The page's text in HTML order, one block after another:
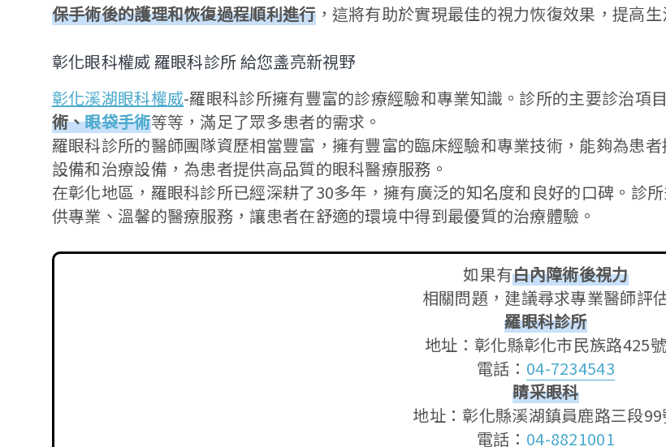
保手術後的護理和恢復過程順利進行，這將有助於實現最佳的視力恢復效果，提高生
彰化眼科權威 羅眼科診所 給您盞亮新視野
彰化溪湖眼科權威-羅眼科診所擁有豐富的診療經驗和專業知識。診所的主要診治項
術、眼袋手術等等，滿足了眾多患者的需求。
羅眼科診所的醫師團隊資歷相當豐富，擁有豐富的臨床經驗和專業技術，能夠為患
設備和治療設備，為患者提供高品質的眼科醫療服務。
在彰化地區，羅眼科診所已經深耕了30多年，擁有廣泛的知名度和良好的口碑。診
供專業、溫馨的醫療服務，讓患者在舒適的環境中得到最優質的治療體驗。
如果有白內障術後視力
相關問題，建議尋求專業醫師評
羅眼科診所
地址：彰化縣彰化市民族路425號
電話： 04-7234543
睛采眼科
地址：彰化縣溪湖鎮員鹿路三段
電話： 04-8821001